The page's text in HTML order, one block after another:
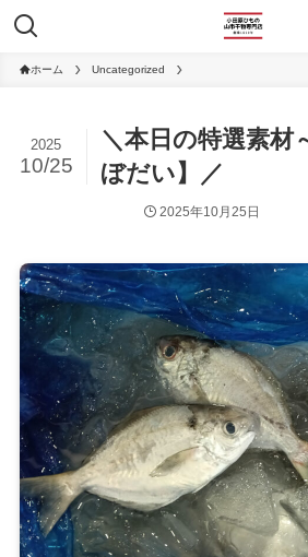
ホーム Uncategorized
＼本日の特選素材
ぼだい】／
2025
10/25
2025年10月25日